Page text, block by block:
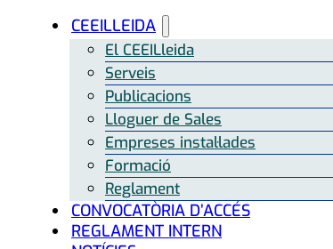
CEEILLEIDA
El CEEILleida
Serveis
Publicacions
Lloguer de Sales
Empreses instal·lades
Formació
Reglament
CONVOCATÒRIA D’ACCÉS
REGLAMENT INTERN